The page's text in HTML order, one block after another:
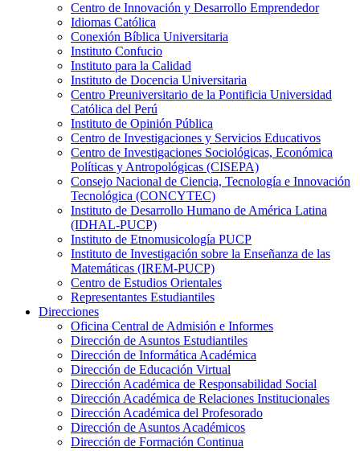
Centro de Innovación y Desarrollo Emprendedor
Idiomas Católica
Conexión Bíblica Universitaria
Instituto Confucio
Instituto para la Calidad
Instituto de Docencia Universitaria
Centro Preuniversitario de la Pontificia Universidad
Católica del Perú
Instituto de Opinión Pública
Centro de Investigaciones y Servicios Educativos
Centro de Investigaciones Sociológicas, Económica
Políticas y Antropológicas (CISEPA)
Consejo Nacional de Ciencia, Tecnología e Innovación
Tecnológica (CONCYTEC)
Instituto de Desarrollo Humano de América Latina
(IDHAL-PUCP)
Instituto de Etnomusicología PUCP
Instituto de Investigación sobre la Enseñanza de las
Matemáticas (IREM-PUCP)
Centro de Estudios Orientales
Representantes Estudiantiles
Direcciones
Oficina Central de Admisión e Informes
Dirección de Asuntos Estudiantiles
Dirección de Informática Académica
Dirección de Educación Virtual
Dirección Académica de Responsabilidad Social
Dirección Académica de Relaciones Institucionales
Dirección Académica del Profesorado
Dirección de Asuntos Académicos
Dirección de Formación Continua